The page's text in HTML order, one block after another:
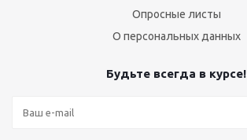
Опросные листы
О персональных данных
Будьте всегда в курсе!